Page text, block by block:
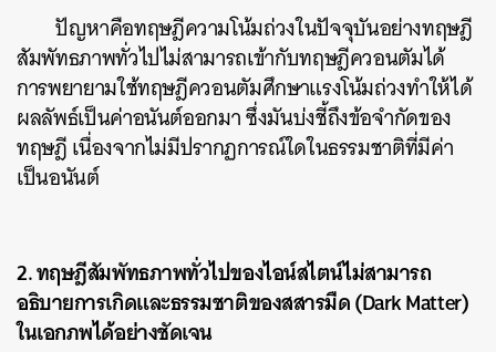
ปัญหาคือทฤษฎีความโน้มถ่วงในปัจจุบันอย่างทฤษฎี
สัมพัทธภาพทั่วไปไม่สามารถเข้ากับทฤษฎีควอนตัมได้
การพยายามใช้ทฤษฎีควอนตัมศึกษาแรงโน้มถ่วงทำให้ได้
ผลลัพธ์เป็นค่าอนันต์ออกมา ซึ่งมันบ่งชี้ถึงข้อจำกัดของ
ทฤษฎี เนื่องจากไม่มีปรากฏการณ์ใดในธรรมชาติที่มีค่า
เป็นอนันต์
2. ทฤษฎีสัมพัทธภาพทั่วไปของไอน์สไตน์ไม่สามารถ
อธิบายการเกิดและธรรมชาติของสสารมืด (Dark Matter)
ในเอกภพได้อย่างชัดเจน